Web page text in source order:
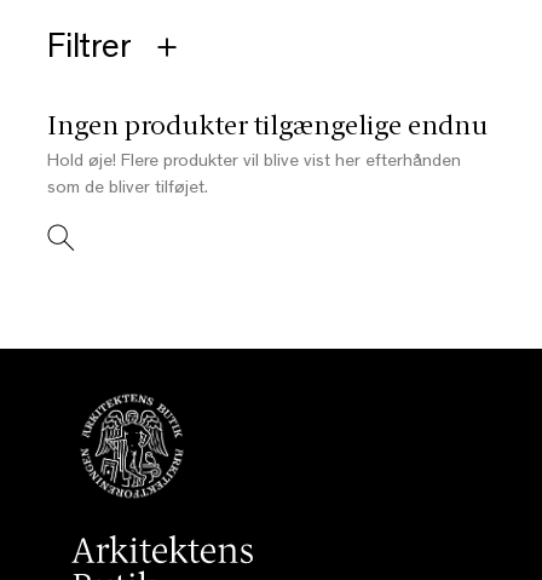
Filtrer
Ingen produkter tilgængelige endnu
Hold øje! Flere produkter vil blive vist her efterhånden
som de bliver tilføjet.